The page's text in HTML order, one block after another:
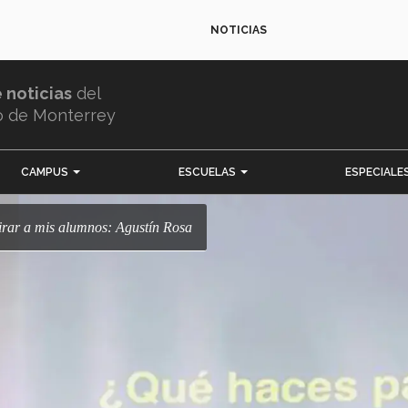
NOTICIAS
noticias del
de Monterrey
CAMPUS ESCUELAS
a mis alumnos: Agustín Rosa